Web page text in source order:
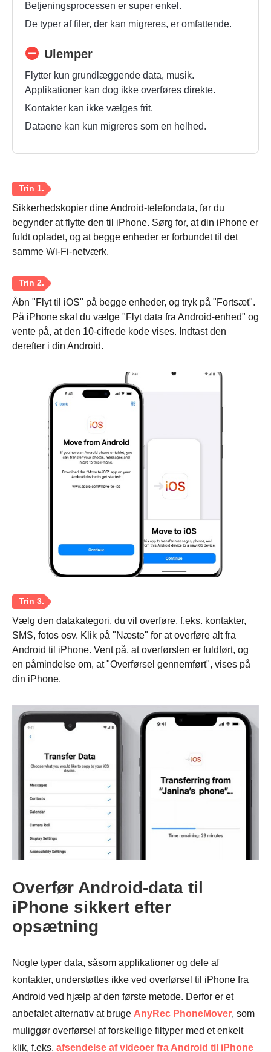
Betjeningsprocessen er super enkel.
De typer af filer, der kan migreres, er omfattende.
Ulemper
Flytter kun grundlæggende data, musik.
Applikationer kan dog ikke overføres direkte.
Kontakter kan ikke vælges frit.
Dataene kan kun migreres som en helhed.
Sikkerhedskopier dine Android-telefondata, før du
begynder at flytte den til iPhone. Sørg for, at din iPhone er
fuldt opladet, og at begge enheder er forbundet til det
samme Wi-Fi-netværk.
Åbn "Flyt til iOS" på begge enheder, og tryk på "Fortsæt".
På iPhone skal du vælge "Flyt data fra Android-enhed" og
vente på, at den 10-cifrede kode vises. Indtast den
derefter i din Android.
Trin 3.
Vælg den datakategori, du vil overføre, f.eks. kontakter,
SMS, fotos osv. Klik på "Næste" for at overføre alt fra
Android til iPhone. Vent på, at overførslen er fuldført, og
en påmindelse om, at "Overførsel gennemført", vises på
din iPhone.
Overfør Android-data til
iPhone sikkert efter
opsætning
Nogle typer data, såsom applikationer og dele af
kontakter, understøttes ikke ved overførsel til iPhone fra
Android ved hjælp af den første metode. Derfor er et
anbefalet alternativ at bruge AnyRec PhoneMover, som
muliggør overførsel af forskellige filtyper med et enkelt
klik, f.eks. afsendelse af videoer fra Android til iPhone